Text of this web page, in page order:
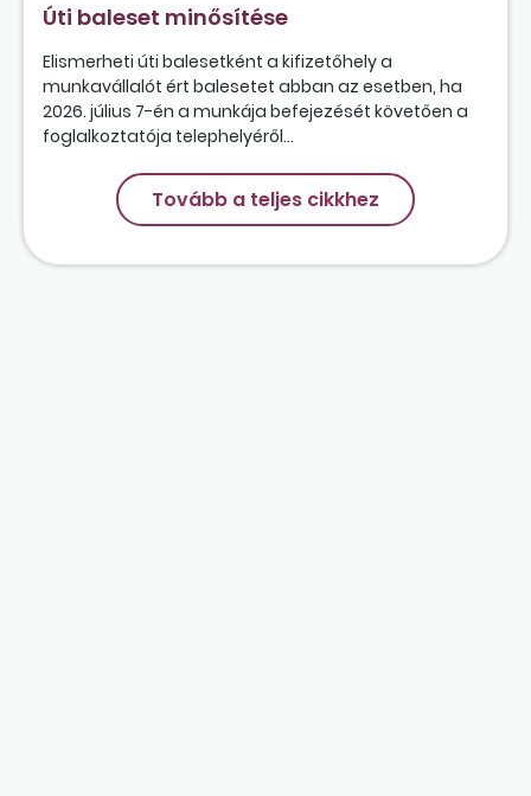
Úti baleset minősítése
Elismerheti úti balesetként a kifizetőhely a
munkavállalót ért balesetet abban az esetben, ha
2026. július 7-én a munkája befejezését követően a
foglalkoztatója telephelyéről...
Tovább a teljes cikkhez